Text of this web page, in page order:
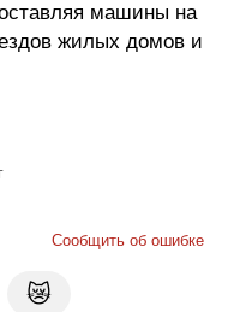
машины на
жилых домов и
Сообщить об ошибке
😿